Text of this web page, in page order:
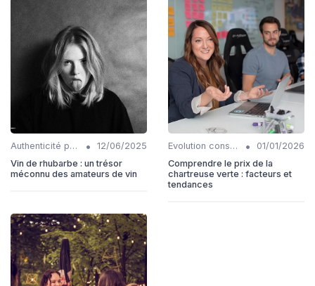
Authenticité produits •
12/06/2025
Vin de rhubarbe : un trésor
méconnu des amateurs de vin
Evolution consommation •
01/01/2026
Comprendre le prix de la
chartreuse verte : facteurs et
tendances